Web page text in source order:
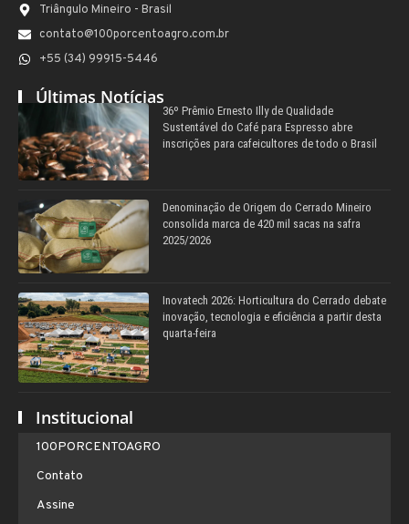
Triângulo Mineiro - Brasil
contato@100porcentoagro.com.br
+55 (34) 99915-5446
Últimas Notícias
36º Prêmio Ernesto Illy de Qualidade
Sustentável do Café para Espresso abre
inscrições para cafeicultores de todo o Brasil
Denominação de Origem do Cerrado Mineiro
consolida marca de 420 mil sacas na safra
2025/2026
Inovatech 2026: Horticultura do Cerrado debate
inovação, tecnologia e eficiência a partir desta
quarta-feira
Institucional
100PORCENTOAGRO
Contato
Assine